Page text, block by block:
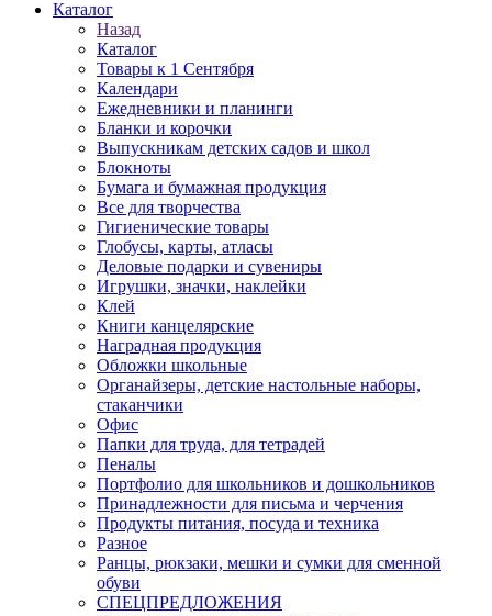
Каталог
Назад
Каталог
Товары к 1 Сентября
Календари
Ежедневники и планинги
Бланки и корочки
Выпускникам детских садов и школ
Блокноты
Бумага и бумажная продукция
Все для творчества
Гигиенические товары
Глобусы, карты, атласы
Деловые подарки и сувениры
Игрушки, значки, наклейки
Клей
Книги канцелярские
Наградная продукция
Обложки школьные
Органайзеры, детские настольные наборы,
стаканчики
Офис
Папки для труда, для тетрадей
Пеналы
Портфолио для школьников и дошкольников
Принадлежности для письма и черчения
Продукты питания, посуда и техника
Разное
Ранцы, рюкзаки, мешки и сумки для сменной
обуви
СПЕЦПРЕДЛОЖЕНИЯ